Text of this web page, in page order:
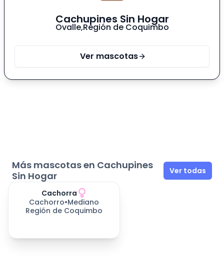
Cachupines Sin Hogar
Ovalle,Región de Coquimbo
Ver mascotas
Más mascotas en Cachupines
Sin Hogar
Ver todas
días esperando
Cachorra
Cachorro•Mediano
Región de Coquimbo